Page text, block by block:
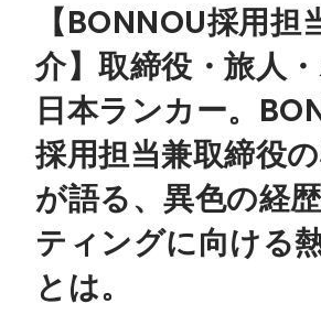
【BONNOU採用担
介】取締役・旅人
日本ランカー。
採用担当兼取締役
が語る、異色の経
ティングに向ける
とは。